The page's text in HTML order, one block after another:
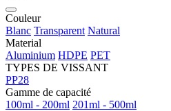
Couleur
Blanc Transparent Natural
Material
Aluminium HDPE PET
TYPES DE VISSANT
PP28
Gamme de capacité
100ml - 200ml 201ml - 500ml